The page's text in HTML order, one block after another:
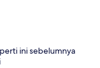
ini sebelumnya